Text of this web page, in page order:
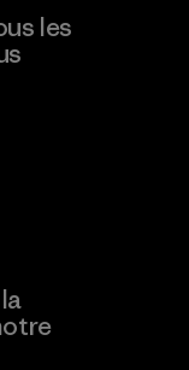
Ltd.
les